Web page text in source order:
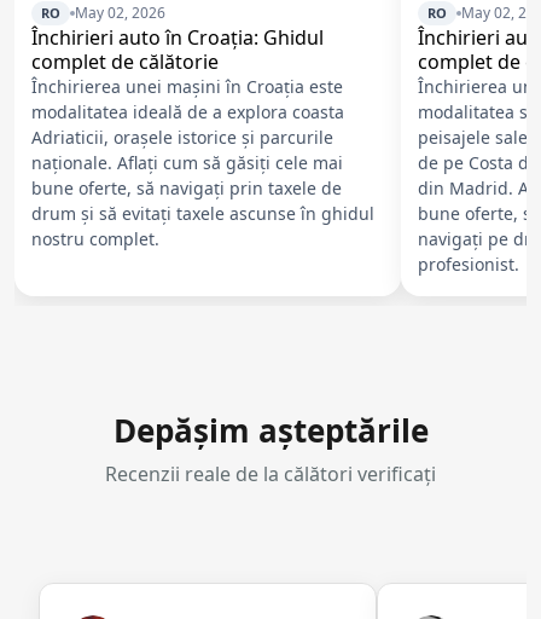
RO May 02, 2026
Închirieri auto în Croația: Ghidul
complet de călătorie
Închirierea unei mașini în Croația este
modalitatea ideală de a explora coasta
Adriaticii, orașele istorice și parcurile
naționale. Aflați cum să găsiți cele mai
bune oferte, să navigați prin taxele de
drum și să evitați taxele ascunse în ghidul
nostru complet.
RO May 02,
Închirieri
complet de
Închirierea
modalitatea
peisajele sale
de pe Costa
din Madrid.
bune oferte,
navigați pe
profesionist.
Depășim așteptările
Recenzii reale de la călători verificați